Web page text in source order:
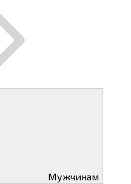
Мужчинам